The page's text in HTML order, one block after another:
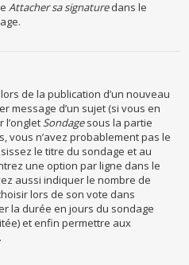
Attacher sa signaturedans le
de la publication d’un nouveau
message d’un sujet (si vous en
l’ongletSondagesous la partie
vous n’avez probablement pas le
le titre du sondage et au
une option par ligne dans le
aussi indiquer le nombre de
lors de son vote dans
la durée en jours du sondage
et enfin permettre aux